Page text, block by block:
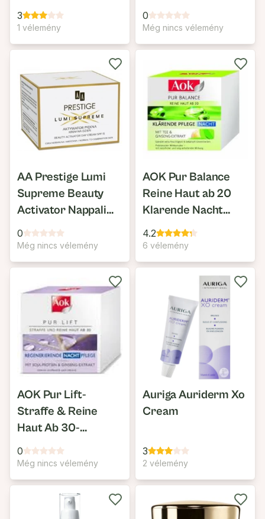
Szemkörnyéki
Krém
3
1 vélemény
Szemkörnyéki
Krém
0
Még nincs vélemény
AA Prestige Lumi
Supreme Beauty
Activator Nappali
Arckrém Normál és
Kombinált Bőrre
SPF15
0
Még nincs vélemény
AOK Pur Balance
Reine Haut ab 20
Klarende Nacht
Pflege
4.2
6 vélemény
AOK Pur Lift-
Straffe & Reine
Haut Ab 30-
Regenerierende
Pflege Nacht
0
Még nincs vélemény
Auriga Auriderm Xo
Cream
3
2 vélemény